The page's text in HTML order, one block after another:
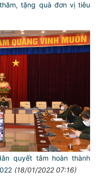
tặng quà đơn vị tiêu
quyết tâm hoàn thành
(18/01/2022 07:16)